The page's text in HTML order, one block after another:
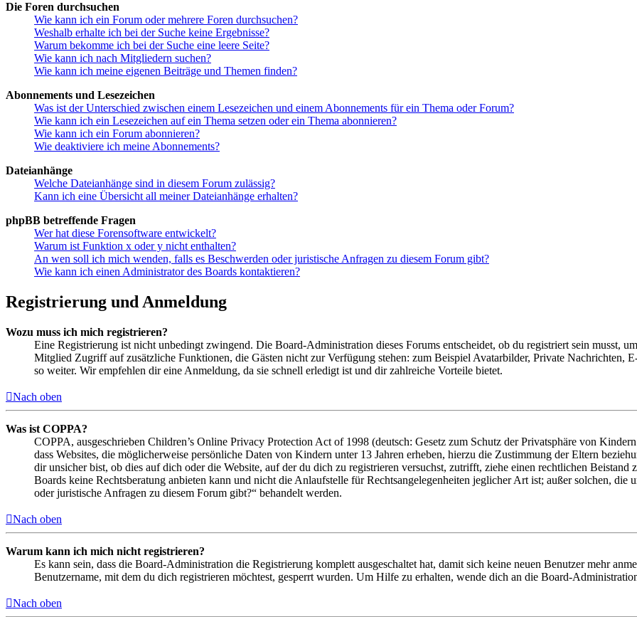
Die Foren durchsuchen
Wie kann ich ein Forum oder mehrere Foren durchsuchen?
Weshalb erhalte ich bei der Suche keine Ergebnisse?
Warum bekomme ich bei der Suche eine leere Seite?
Wie kann ich nach Mitgliedern suchen?
Wie kann ich meine eigenen Beiträge und Themen finden?
Abonnements und Lesezeichen
Was ist der Unterschied zwischen einem Lesezeichen und einem Abonnements für ein Thema oder Forum?
Wie kann ich ein Lesezeichen auf ein Thema setzen oder ein Thema abonnieren?
Wie kann ich ein Forum abonnieren?
Wie deaktiviere ich meine Abonnements?
Dateianhänge
Welche Dateianhänge sind in diesem Forum zulässig?
Kann ich eine Übersicht all meiner Dateianhänge erhalten?
phpBB betreffende Fragen
Wer hat diese Forensoftware entwickelt?
Warum ist Funktion x oder y nicht enthalten?
An wen soll ich mich wenden, falls es Beschwerden oder juristische Anfragen zu diesem Forum gibt?
Wie kann ich einen Administrator des Boards kontaktieren?
Registrierung und Anmeldung
Wozu muss ich mich registrieren?
Eine Registrierung ist nicht unbedingt zwingend. Die Board-Administration dieses Forums entscheidet, ob du registriert sein musst,
Mitglied Zugriff auf zusätzliche Funktionen, die Gästen nicht zur Verfügung stehen: zum Beispiel Avatarbilder, Private Nachrichten,
so weiter. Wir empfehlen dir eine Anmeldung, da sie schnell erledigt ist und dir zahlreiche Vorteile bietet.
Nach oben
Was ist COPPA?
COPPA, ausgeschrieben Children’s Online Privacy Protection Act of 1998 (deutsch: Gesetz zum Schutz der Privatsphäre von
dass Websites, die möglicherweise persönliche Daten von Kindern unter 13 Jahren erheben, hierzu die Zustimmung der Eltern
dir unsicher bist, ob dies auf dich oder die Website, auf der du dich zu registrieren versuchst, zutrifft, ziehe einen rechtlichen
Boards keine Rechtsberatung anbieten kann und nicht die Anlaufstelle für Rechtsangelegenheiten jeglicher Art ist; außer solchen,
oder juristische Anfragen zu diesem Forum gibt?“ behandelt werden.
Nach oben
Warum kann ich mich nicht registrieren?
Es kann sein, dass die Board-Administration die Registrierung komplett ausgeschaltet hat, damit sich keine neuen Benutzer mehr
Benutzername, mit dem du dich registrieren möchtest, gesperrt wurden. Um Hilfe zu erhalten, wende dich an die Board-
Nach oben